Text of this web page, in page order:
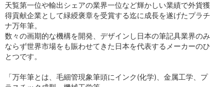
天覧第一位や輸出シェアの業界一位など輝かしい業績で外貨獲
得貢献企業として緑綬褒章を受賞する迄に成長を遂げたプラチ
ナ万年筆。
数々の画期的な機構を開発、デザインし日本の筆記具業界のみ
ならず世界市場をも賑わせてきた日本を代表するメーカーのひ
とつです。
「万年筆とは、毛細管現象筆頭にインク(化学)、金属工学、プ